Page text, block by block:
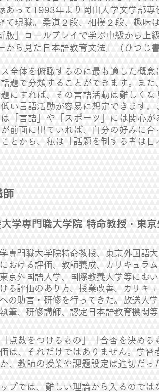
あって1993年より岡山大学文学部
て現職。柔道２段、相撲２段、趣味は
版］ロールプレイで学ぶ中級から上
から見た日本語教育文法』（ひつじ
全体を俯瞰するのに最も適した概
題で分類することができます。ま
にすれば、その言語活動は難しく
い言語活動が容易に想定できます
「言語」や「スポーツ」には関心
前面に出ていれば、自分の好みに
とから、私は「話題を制する者は
大学専門職大学院 特命教授・東
専門職大学院特命教授、東京外国語
おける評価、教師養成、カリキュラ
京外国語大学、国際教養大学等にお
る評価のあり方、授業改善、カリキ
の助言・研修を行ってきた。放送大
筆、研修講師、認定日本語教育機関
点数をつけるもの」「合否を決め
は、それだけではありません。学
、教師の授業や課題設定は適切だ
プでは、難しい理論から入るのでは